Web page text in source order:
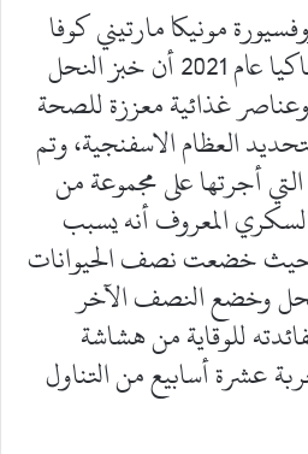
مونيكا مارتيني كوفا
بجامعة قسطنطين بسلوفاكيا عام 2021 أن خبز النحل
غذائية معززة للصحة
العظام الاسفنجية، وتم
أجرتها على مجموعة من
السكري المعروف أنه يسبب
حيث خضعت نصف الحيوانات
وخضع النصف الآخر
للوقاية من هشاشة
عشرة أسابيع من التناول